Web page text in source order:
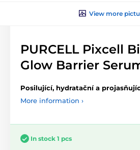
View more
PURCELL Pixcell
Glow Barrier
Posilující, hydratační a
More information ›
In stock 1 pcs